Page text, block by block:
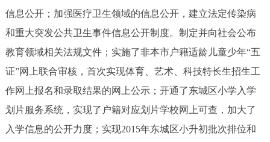
信息公开；加强医疗卫生领域的信息公开，建立法定传染病
和重大突发公共卫生事件信息公开制度。制定并向社会公布
教育领域相关法规文件；实施了非本市户籍适龄儿童少年“五
证”网上联合审核，首次实现体育、艺术、科技特长生招生工
作网上报名和录取结果的网上公示；开通了东城区小学入学
划片服务系统，实现了户籍对应划片学校网上可查，加大了
入学信息的公开力度；实现2015年东城区小升初批次排位和